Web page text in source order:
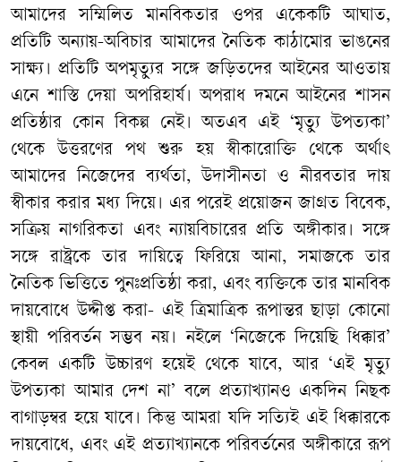
আমাদের সম্মিলিত মানবিকতার ওপর একেকটি আঘাত,
প্রতিটি অন্যায়-অবিচার আমাদের নৈতিক কাঠামোর ভাঙনের
সাক্ষ্য। প্রতিটি অপমৃত্যুর সঙ্গে জড়িতদের আইনের আওতায়
এনে শাস্তি দেয়া অপরিহার্য। অপরাধ দমনে আইনের শাসন
প্রতিষ্ঠার কোন বিকল্প নেই। অতএব এই ‘মৃত্যু উপত্যকা’
থেকে উত্তরণের পথ শুরু হয় স্বীকারোক্তি থেকে অর্থাৎ
আমাদের নিজেদের ব্যর্থতা, উদাসীনতা ও নীরবতার দায়
স্বীকার করার মধ্য দিয়ে। এর পরেই প্রয়োজন জাগ্রত বিবেক,
সক্রিয় নাগরিকতা এবং ন্যায়বিচারের প্রতি অঙ্গীকার। সঙ্গে
সঙ্গে রাষ্ট্রকে তার দায়িত্বে ফিরিয়ে আনা, সমাজকে তার
নৈতিক ভিত্তিতে পুনঃপ্রতিষ্ঠা করা, এবং ব্যক্তিকে তার মানবিক
দায়বোধে উদ্দীপ্ত করা- এই ত্রিমাত্রিক রূপান্তর ছাড়া কোনো
স্থায়ী পরিবর্তন সম্ভব নয়। নইলে ‘নিজেকে দিয়েছি ধিক্কার’
কেবল একটি উচ্চারণ হয়েই থেকে যাবে, আর ‘এই মৃত্যু
উপত্যকা আমার দেশ না’ বলে প্রত্যাখ্যানও একদিন নিছক
বাগাড়ম্বর হয়ে যাবে। কিন্তু আমরা যদি সত্যিই এই ধিক্কারকে
দায়বোধে, এবং এই প্রত্যাখ্যানকে পরিবর্তনের অঙ্গীকারে রূপ